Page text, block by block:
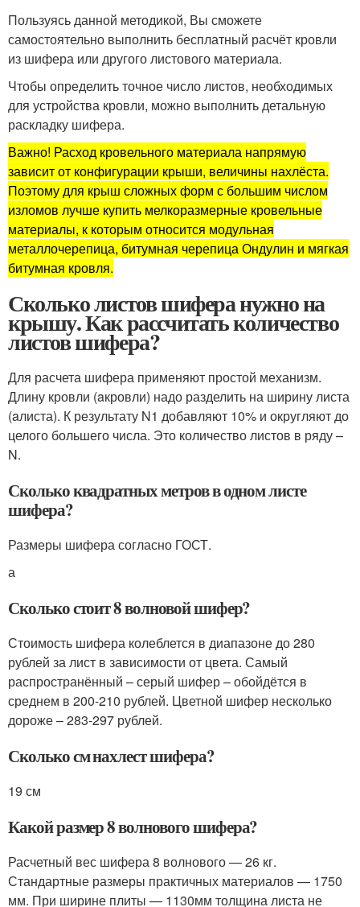
Пользуясь данной методикой, Вы сможете
самостоятельно выполнить бесплатный расчёт кровли
из шифера или другого листового материала.
Чтобы определить точное число листов, необходимых
для устройства кровли, можно выполнить детальную
раскладку шифера.
Важно! Расход кровельного материала напрямую
зависит от конфигурации крыши, величины нахлёста.
Поэтому для крыш сложных форм с большим числом
изломов лучше купить мелкоразмерные кровельные
материалы, к которым относится модульная
металлочерепица, битумная черепица Ондулин и мягкая
битумная кровля.
Сколько листов шифера нужно на
крышу. Как рассчитать количество
листов шифера?
Для расчета шифера применяют простой механизм.
Длину кровли (aкровли) надо разделить на ширину листа
(aлиста). К результату N1 добавляют 10% и округляют до
целого большего числа. Это количество листов в ряду –
N.
Сколько квадратных метров в одном листе
шифера?
Размеры шифера согласно ГОСТ.
а
Сколько стоит 8 волновой шифер?
Стоимость шифера колеблется в диапазоне до 280
рублей за лист в зависимости от цвета. Самый
распространённый – серый шифер – обойдётся в
среднем в 200-210 рублей. Цветной шифер несколько
дороже – 283-297 рублей.
Сколько см нахлест шифера?
19 см
Какой размер 8 волнового шифера?
Расчетный вес шифера 8 волнового — 26 кг.
Стандартные размеры практичных материалов — 1750
мм. При ширине плиты — 1130мм толщина листа не